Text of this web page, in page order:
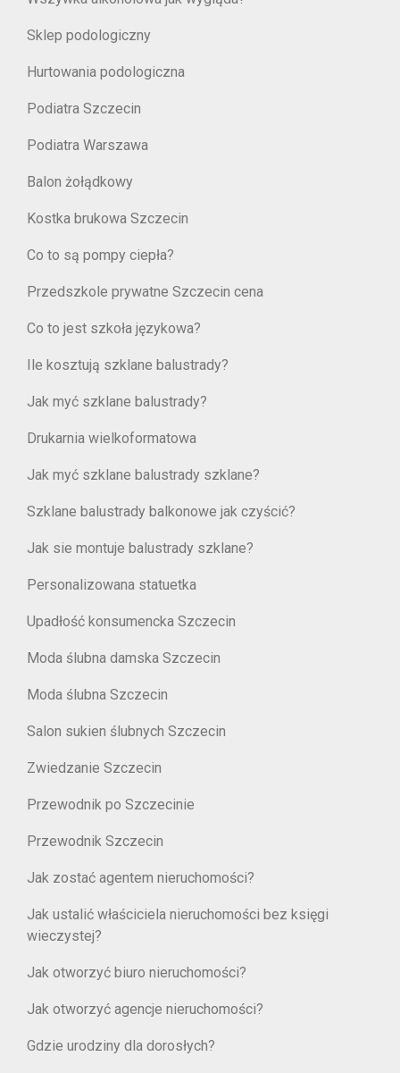
Sklep podologiczny
Hurtowania podologiczna
Podiatra Szczecin
Podiatra Warszawa
Balon żołądkowy
Kostka brukowa Szczecin
Co to są pompy ciepła?
Przedszkole prywatne Szczecin cena
Co to jest szkoła językowa?
Ile kosztują szklane balustrady?
Jak myć szklane balustrady?
Drukarnia wielkoformatowa
Jak myć szklane balustrady szklane?
Szklane balustrady balkonowe jak czyścić?
Jak sie montuje balustrady szklane?
Personalizowana statuetka
Upadłość konsumencka Szczecin
Moda ślubna damska Szczecin
Moda ślubna Szczecin
Salon sukien ślubnych Szczecin
Zwiedzanie Szczecin
Przewodnik po Szczecinie
Przewodnik Szczecin
Jak zostać agentem nieruchomości?
Jak ustalić właściciela nieruchomości bez księgi
wieczystej?
Jak otworzyć biuro nieruchomości?
Jak otworzyć agencje nieruchomości?
Gdzie urodziny dla dorosłych?